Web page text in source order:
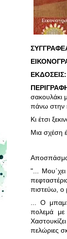
ΕΚΔΟΣΕΙΣ:
σακουλάκι
πάνω στην
Κι έτσι
Μια σχέση
"...
πιστεύω, ο
... Ο
πολεμά με
πελώριες